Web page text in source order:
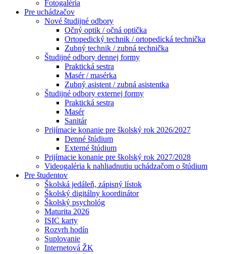
Fotogaléria
Pre uchádzačov
Nové študijné odbory
Očný optik / očná optička
Ortopedický technik / ortopedická technička
Zubný technik / zubná technička
Študijné odbory dennej formy
Praktická sestra
Masér / masérka
Zubný asistent / zubná asistentka
Študijné odbory externej formy
Praktická sestra
Masér
Sanitár
Prijímacie konanie pre školský rok 2026/2027
Denné štúdium
Externé štúdium
Prijímacie konanie pre školský rok 2027/2028
Videogaléria k nahliadnutiu uchádzačom o štúdium
Pre študentov
Školská jedáleň, zápisný lístok
Školský digitálny koordinátor
Školský psychológ
Maturita 2026
ISIC karty
Rozvrh hodín
Suplovanie
Internetová ŽK